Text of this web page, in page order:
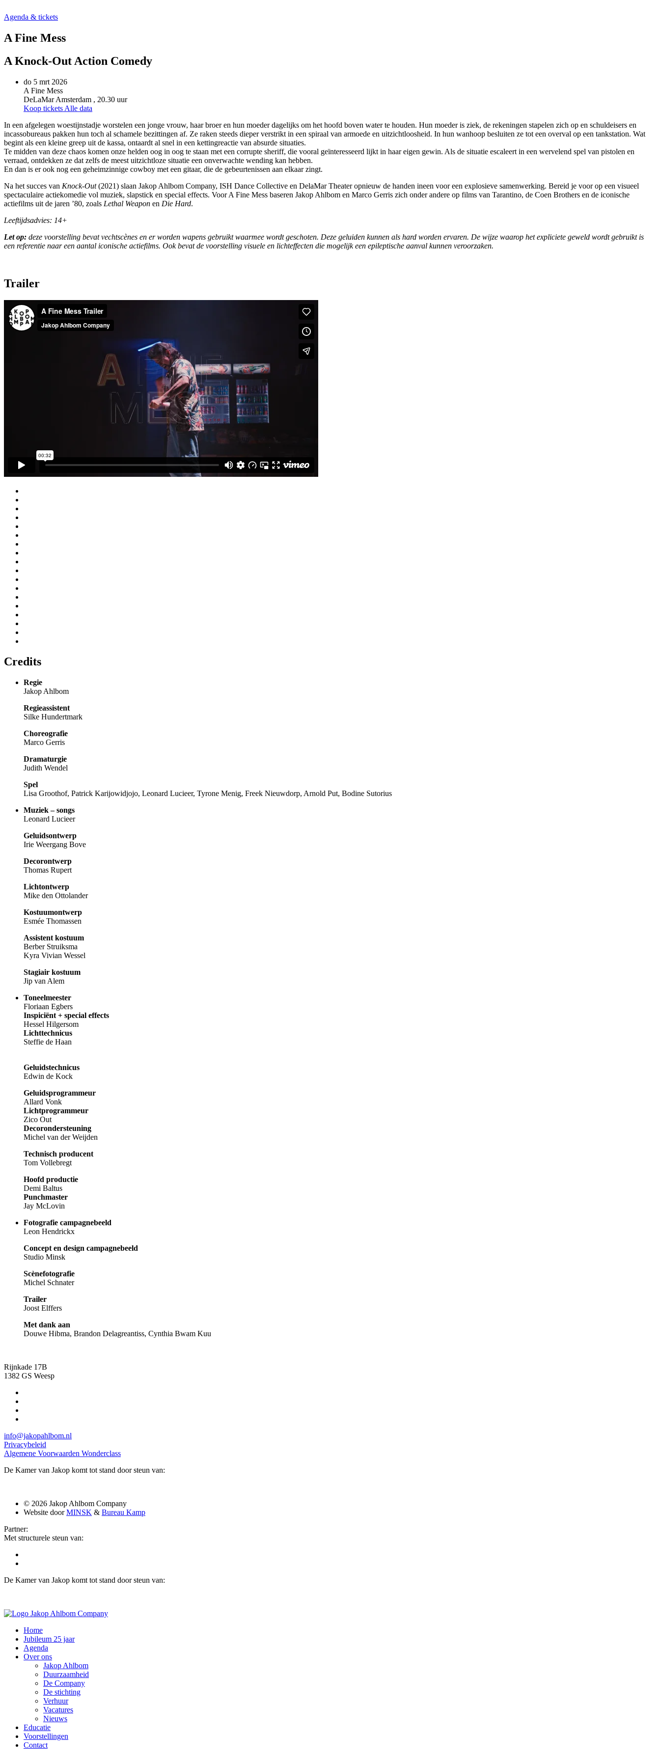
Agenda & tickets
A Fine Mess
A Knock-Out Action Comedy
do 5 mrt 2026
A Fine Mess
DeLaMar Amsterdam , 20.30 uur
Koop tickets Alle data
In een afgelegen woestijnstadje worstelen een jonge vrouw, haar broer en hun moeder dagelijks om het hoofd boven water te houden. Hun moeder is ziek, de rekeningen stapelen zich op en schuldeisers en
incassobureaus pakken hun toch al schamele bezittingen af. Ze raken steeds dieper verstrikt in een spiraal van armoede en uitzichtloosheid. In hun wanhoop besluiten ze tot een overval op een tankstation. Wat
begint als een kleine greep uit de kassa, ontaardt al snel in een kettingreactie van absurde situaties.
Te midden van deze chaos komen onze helden oog in oog te staan met een corrupte sheriff, die vooral geïnteresseerd lijkt in haar eigen gewin. Als de situatie escaleert in een wervelend spel van pistolen en
verraad, ontdekken ze dat zelfs de meest uitzichtloze situatie een onverwachte wending kan hebben.
En dan is er ook nog een geheimzinnige cowboy met een gitaar, die de gebeurtenissen aan elkaar zingt.
Na het succes van Knock-Out(2021) slaan Jakop Ahlbom Company, ISH Dance Collective en DelaMar Theater opnieuw de handen ineen voor een explosieve samenwerking. Bereid je voor op een visueel
spectaculaire actiekomedie vol muziek, slapstick en special effects. VoorA Fine Mess baseren Jakop Ahlbom en Marco Gerris zich onder andere op films van Tarantino, de Coen Brothers en de iconische
actiefilms uit de jaren ’80, zoals Lethal Weapon en Die Hard.
Leeftijdsadvies: 14+
Let op: deze voorstelling bevat vechtscènes en er worden wapens gebruikt waarmee wordt geschoten. Deze geluiden kunnen als hard worden ervaren. De wijze waarop het expliciete geweld wordt gebruikt is
een referentie naar een aantal iconische actiefilms. Ook bevat de voorstelling visuele en lichteffecten die mogelijk een epileptische aanval kunnen veroorzaken.
Trailer
Credits
Regie
Jakop Ahlbom
Regieassistent
Silke Hundertmark
Choreografie
Marco Gerris
Dramaturgie
Judith Wendel
Spel
Lisa Groothof, Patrick Karijowidjojo, Leonard Lucieer, Tyrone Menig, Freek Nieuwdorp, Arnold Put, Bodine Sutorius
Muziek – songs
Leonard Lucieer
Geluidsontwerp
Irie Weergang Bove
Decorontwerp
Thomas Rupert
Lichtontwerp
Mike den Ottolander
Kostuumontwerp
Esmée Thomassen
Assistent kostuum
Berber Struiksma
Kyra Vivian Wessel
Stagiair kostuum
Jip van Alem
Toneelmeester
Floriaan Egbers
Inspiciënt + special effects
Hessel Hilgersom
Lichttechnicus
Steffie de Haan
Geluidstechnicus
Edwin de Kock
Geluidsprogrammeur
Allard Vonk
Lichtprogrammeur
Zico Out
Decorondersteuning
Michel van der Weijden
Technisch producent
Tom Vollebregt
Hoofd productie
Demi Baltus
Punchmaster
Jay McLovin
Fotografie campagnebeeld
Leon Hendrickx
Concept en design campagnebeeld
Studio Minsk
Scènefotografie
Michel Schnater
Trailer
Joost Elffers
Met dank aan
Douwe Hibma, Brandon Delagreantiss, Cynthia Bwam Kuu
Rijnkade 17B
1382 GS Weesp
info@jakopahlbom.nl
Privacybeleid
Algemene Voorwaarden Wonderclass
De Kamer van Jakop komt tot stand door steun van:
© 2026 Jakop Ahlbom Company
Website doorMINSK & Bureau Kamp
Partner:
Met structurele steun van:
De Kamer van Jakop komt tot stand door steun van:
Home
Jubileum 25 jaar
Agenda
Over ons
Jakop Ahlbom
Duurzaamheid
De Company
De stichting
Verhuur
Vacatures
Nieuws
Educatie
Voorstellingen
Contact